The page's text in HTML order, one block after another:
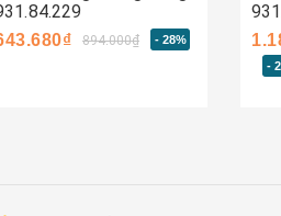
894.000₫ - 28%
-